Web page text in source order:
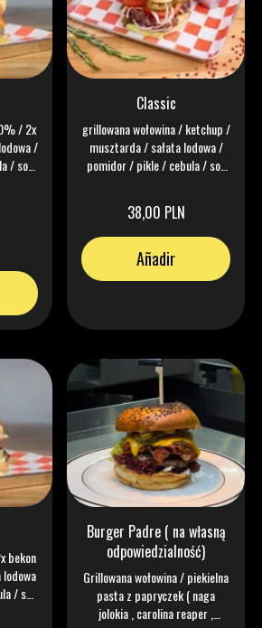
/ 2x
/
/ sos
Classic
grillowana wołowina / ketchup /
musztarda / sałata lodowa /
pomidor / pikle / cebula / sos
38,00 PLN
Añadir
bekon
/ sos
Burger Padre ( na własną
odpowiedzialność)
Grillowana wołowina / piekielna
pasta z papryczek ( naga
jolokia , carolina reaper ,